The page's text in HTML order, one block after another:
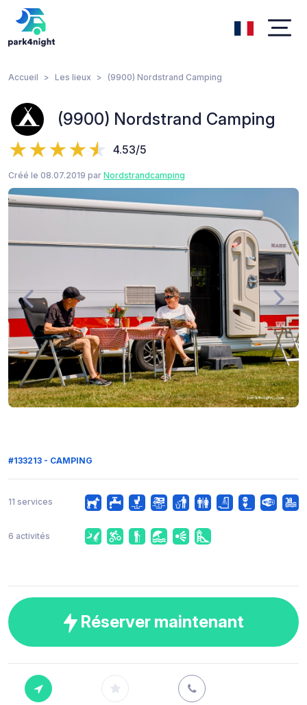
Accueil Les lieux (9900) Nordstrand Camping
(9900) Nordstrand Camping
4.53/5
Créé le 08.07.2019 par Nordstrandcamping
#133213 - CAMPING
11 services
6 activités
Réserver maintenant